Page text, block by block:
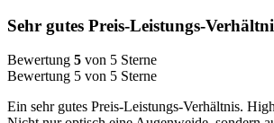
Sehr gutes Preis-Leistungs-
Bewertung 5 von 5 Sterne
Bewertung 5 von 5 Sterne
Ein sehr gutes Preis-Leistungs-Verhältnis.